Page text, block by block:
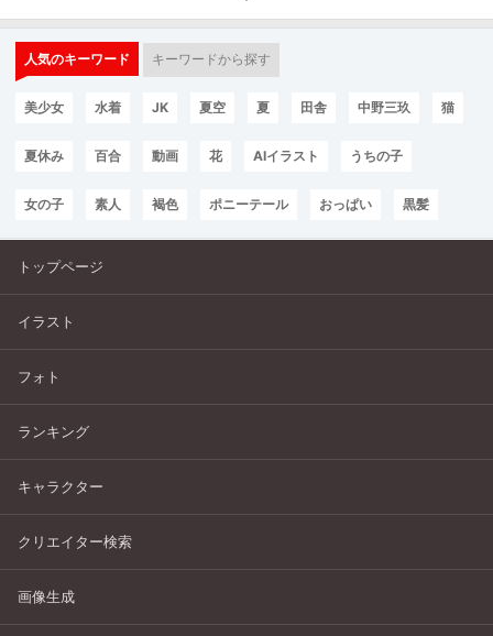
人気のキーワード キーワードから探す
美少女 水着 JK 夏空 夏 田舎 中野三玖 猫
夏休み 百合 動画 花 AIイラスト うちの子
女の子 素人 褐色 ポニーテール おっぱい 黒髪
トップページ
イラスト
フォト
ランキング
キャラクター
クリエイター検索
画像生成